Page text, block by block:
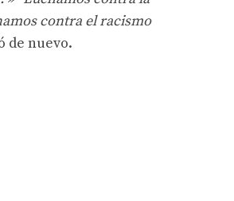
contra el racismo
de nuevo.